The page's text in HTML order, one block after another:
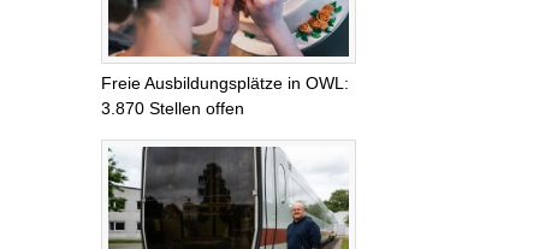
Freie Ausbildungsplätze in OWL:
3.870 Stellen offen